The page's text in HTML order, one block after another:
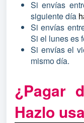
Si envías
siguiente día
Si envías
Si el lunes es
Si envías el
mismo día.
¿Pagar
Hazlo